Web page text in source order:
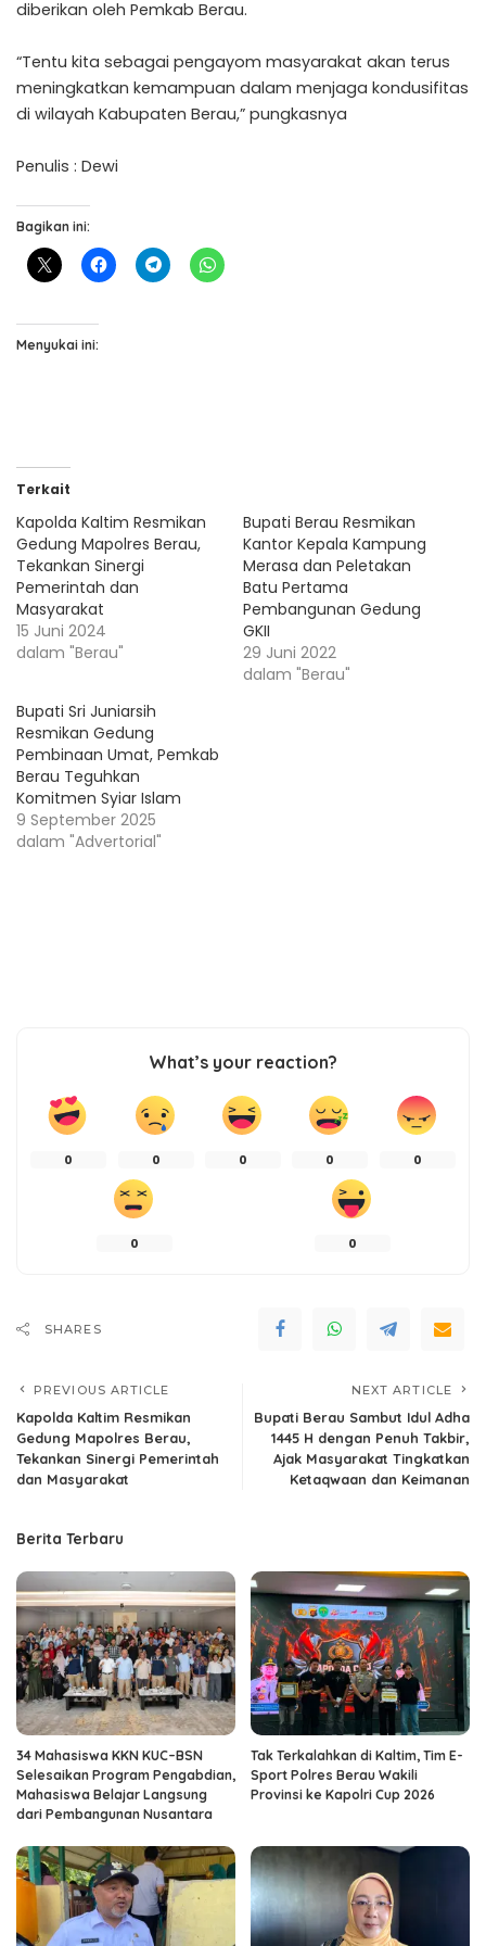
diberikan oleh Pemkab Berau.
“Tentu kita sebagai pengayom masyarakat akan terus
meningkatkan kemampuan dalam menjaga kondusifitas
di wilayah Kabupaten Berau,” pungkasnya
Penulis : Dewi
Bagikan ini:
Menyukai ini:
Terkait
Kapolda Kaltim Resmikan
Gedung Mapolres Berau,
Tekankan Sinergi
Pemerintah dan
Masyarakat
15 Juni 2024
dalam "Berau"
Bupati Berau Resmikan
Kantor Kepala Kampung
Merasa dan Peletakan
Batu Pertama
Pembangunan Gedung
GKII
29 Juni 2022
dalam "Berau"
Bupati Sri Juniarsih
Resmikan Gedung
Pembinaan Umat, Pemkab
Berau Teguhkan
Komitmen Syiar Islam
9 September 2025
dalam "Advertorial"
What’s your reaction?
0 0 0 0 0
0 0
SHARES
PREVIOUS ARTICLE
Kapolda Kaltim Resmikan
Gedung Mapolres Berau,
Tekankan Sinergi Pemerintah
dan Masyarakat
NEXT ARTICLE
Bupati Berau Sambut Idul Adha
1445 H dengan Penuh Takbir,
Ajak Masyarakat Tingkatkan
Ketaqwaan dan Keimanan
Berita Terbaru
34 Mahasiswa KKN KUC–BSN
Selesaikan Program Pengabdian,
Mahasiswa Belajar Langsung
dari Pembangunan Nusantara
Tak Terkalahkan di Kaltim, Tim E-
Sport Polres Berau Wakili
Provinsi ke Kapolri Cup 2026